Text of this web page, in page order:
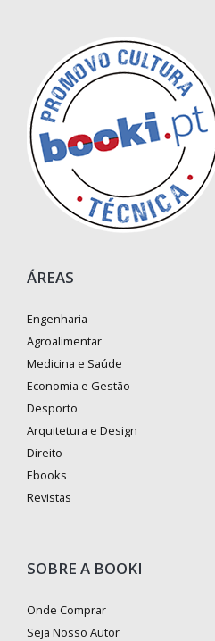
ÁREAS
Engenharia
Agroalimentar
Medicina e Saúde
Economia e Gestão
Desporto
Arquitetura e Design
Direito
Ebooks
Revistas
SOBRE A BOOKI
Onde Comprar
Seja Nosso Autor